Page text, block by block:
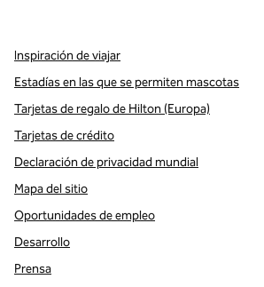
Inspiración de viajar
Estadías en las que se permiten mascotas
Tarjetas de regalo de Hilton (Europa)
Tarjetas de crédito
Declaración de privacidad mundial
Mapa del sitio
Oportunidades de empleo
Desarrollo
Prensa